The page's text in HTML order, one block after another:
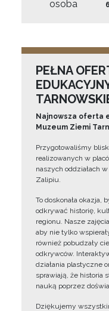
osoba
PEŁNA
Najnowsza oferta
Muzeum Ziemi
Przygotowaliśmy
realizowanych w
naszych oddziałach
Zalipiu.
To doskonała okazja,
odkrywać historię,
regionu. Nasze
aby nie tylko
również pobudzały
odkrywców.
działania plastyczne
sprawiają, że historia
nauką poprzez
Dziękujemy